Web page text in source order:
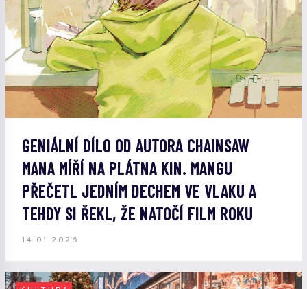
GENIÁLNÍ DÍLO OD AUTORA CHAINSAW
MANA MÍŘÍ NA PLÁTNA KIN. MANGU
PŘEČETL JEDNÍM DECHEM VE VLAKU A
TEHDY SI ŘEKL, ŽE NATOČÍ FILM ROKU
14.01.2026